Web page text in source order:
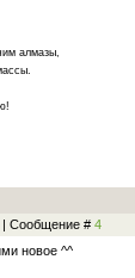
алмазы,
| Сообщение # 4
новое ^^